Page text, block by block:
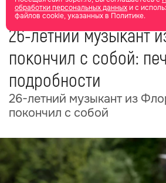
обработки персональных данныхи с
файлов cookie, указанных в Политике.
02 декабря 2025 12:14
26-летний музыкант
покончил с собой:
подробности
26-летний музыкант из
покончил с собой